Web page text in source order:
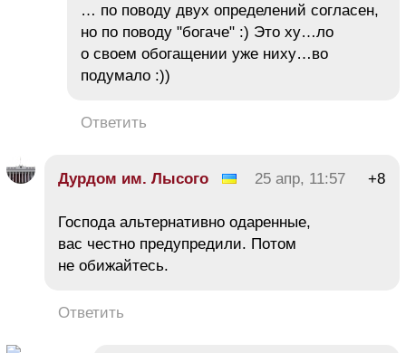
… по поводу двух определений согласен,
но по поводу "богаче" :) Это ху…ло
о своем обогащении уже ниху…во
подумало :))
Ответить
Дурдом им. Лысого 25 апр, 11:57 +8
Господа альтернативно одаренные,
вас честно предупредили. Потом
не обижайтесь.
Ответить